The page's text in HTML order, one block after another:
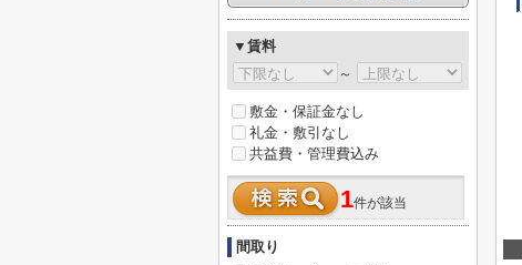
▼賃料
～
敷金・保証金なし
礼金・敷引なし
共益費・管理費込み
1件が該当
間取り